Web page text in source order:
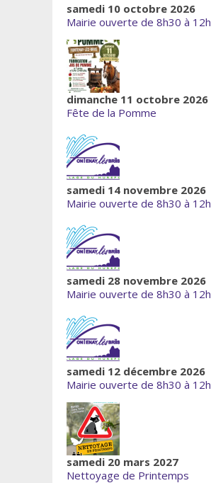
samedi 10 octobre 2026
Mairie ouverte de 8h30 à 12h
dimanche 11 octobre 2026
Fête de la Pomme
samedi 14 novembre 2026
Mairie ouverte de 8h30 à 12h
samedi 28 novembre 2026
Mairie ouverte de 8h30 à 12h
samedi 12 décembre 2026
Mairie ouverte de 8h30 à 12h
samedi 20 mars 2027
Nettoyage de Printemps